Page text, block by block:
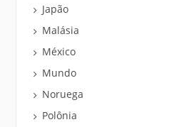
Japão
Malásia
México
Mundo
Noruega
Polônia